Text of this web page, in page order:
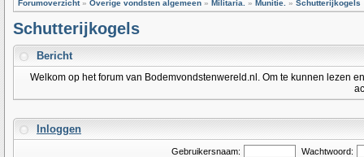
Forumoverzicht» Overige vondsten algemeen » Militaria. » Munitie. » Schutterijkogels
Schutterijkogels
Bericht
Welkom op het forum van Bodemvondstenwereld.nl. Om te kunnen lezen
Inloggen
Gebruikersnaam: Wachtwoord: